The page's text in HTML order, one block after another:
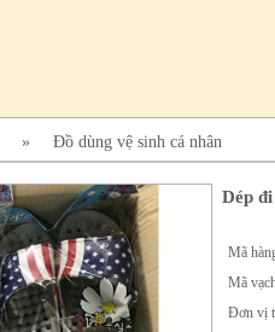
» Đồ dùng vệ sinh cá nhân
Dép
Mã
Mã
Đơn vị